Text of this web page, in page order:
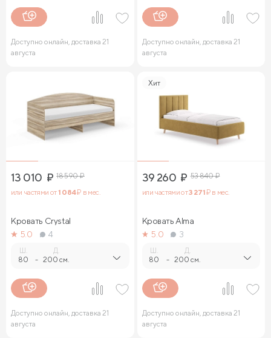
Доступно онлайн, доставка 21
августа
Доступно онлайн, доставка 21
августа
13 010 ₽ 18 590₽
или частями от1 084₽ в мес.
Кровать Crystal
5.0
4
80 -
Д.
200 см.
Доступно онлайн, доставка 21
августа
Хит
39 260 ₽ 53 840₽
или частями от3 271₽ в мес.
Кровать Alma
5.0
3
80 -
Д.
200 см.
Доступно онлайн, доставка 21
августа